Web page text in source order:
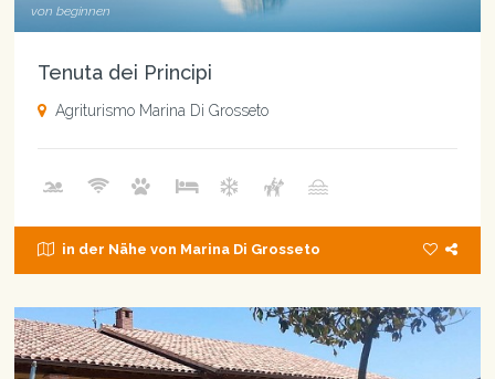
von beginnen
Tenuta dei Principi
Agriturismo Marina Di Grosseto
in der Nähe von Marina Di Grosseto